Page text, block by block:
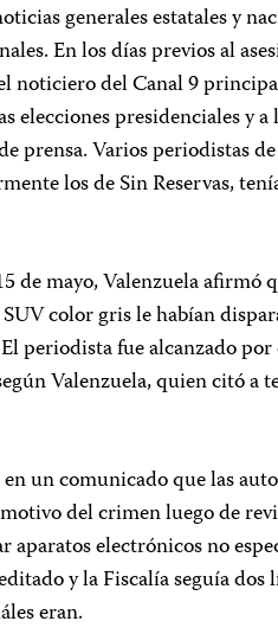
generales estatales y
En los días previos al
noticiero del Canal 9
elecciones presidenciales y a
prensa. Varios periodistas
los de Sin Reservas,
de mayo, Valenzuela afirmó
color gris le habían
periodista fue alcanzado
Valenzuela, quien citó a
un comunicado que las
del crimen luego de
aparatos electrónicos no
y la Fiscalía seguía dos
eran.